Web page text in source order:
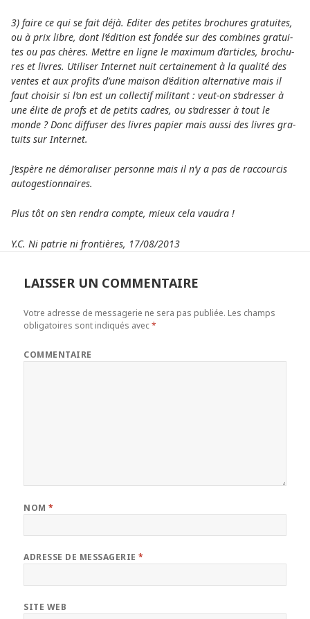
3) faire ce qui se fait déjà. Editer des peti­tes bro­chu­res gra­tui­tes,
ou à prix libre, dont l’édition est fondée sur des com­bi­nes gra­tui­
tes ou pas chères. Mettre en ligne le maxi­mum d’arti­cles, bro­chu­
res et livres. Utiliser Internet nuit cer­tai­ne­ment à la qua­lité des
ventes et aux pro­fits d’une maison d’édition alter­na­tive mais il
faut choi­sir si l’on est un col­lec­tif mili­tant : veut-on s’adres­ser à
une élite de profs et de petits cadres, ou s’adres­ser à tout le
monde ? Donc dif­fu­ser des livres papier mais aussi des livres gra­
tuits sur Internet.
J’espère ne démo­ra­liser per­sonne mais il n’y a pas de rac­cour­cis
auto­ges­tion­nai­res.
Plus tôt on s’en rendra compte, mieux cela vaudra !
Y.C. Ni patrie ni fron­tières, 17/08/2013
LAISSER UN COMMENTAIRE
Votre adresse de messagerie ne sera pas publiée. Les champs
obligatoires sont indiqués avec*
COMMENTAIRE
NOM*
ADRESSE DE MESSAGERIE*
SITE WEB